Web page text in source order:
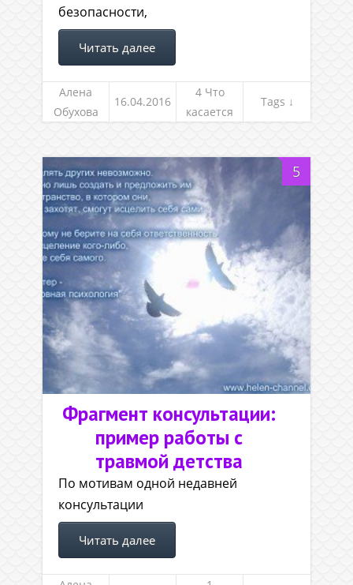
безопасности,
Читать далее
Алена
Обухова
16.04.2016
4 Что
касается
Tags ↓
5
Фрагмент консультации:
пример работы с
травмой детства
По мотивам одной недавней
консультации
Читать далее